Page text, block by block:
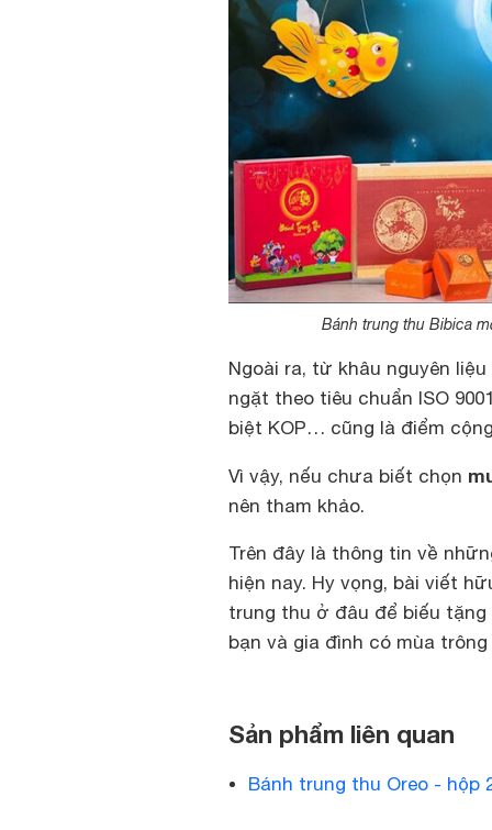
Bánh trung thu Bibica
Ngoài ra, từ khâu nguyên
ngặt theo tiêu chuẩn ISO
biệt KOP… cũng là điểm
Vì vậy, nếu chưa biết chọn
nên tham khảo.
Trên đây là thông tin về
hiện nay. Hy vọng, bài viết
trung thu ở đâu để biếu
bạn và gia đình có mùa
Sản phẩm liên quan
Bánh trung thu Oreo - hộp